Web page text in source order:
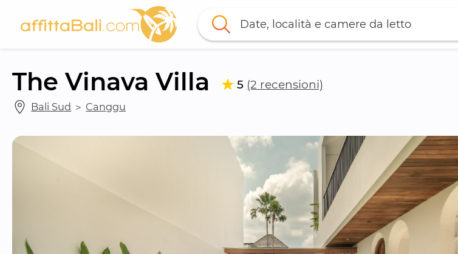
Date, località e camere da letto
The Vinava Villa 5 (2 recensioni)
Bali Sud ＞ Canggu